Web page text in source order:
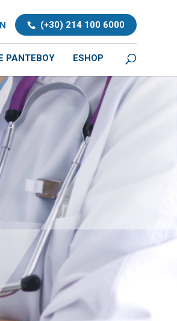
(+30) 214 100 6000
ΡΑΝΤΕΒΟΎ ESHOP